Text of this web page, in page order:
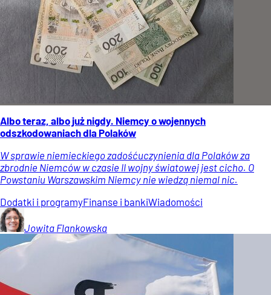
Albo teraz, albo już nigdy. Niemcy o wojennych
odszkodowaniach dla Polaków
W sprawie niemieckiego zadośćuczynienia dla Polaków za
zbrodnie Niemców w czasie II wojny światowej jest cicho. O
Powstaniu Warszawskim Niemcy nie wiedzą niemal nic.
Dodatki i programyFinanse i bankiWiadomości
Jowita Flankowska